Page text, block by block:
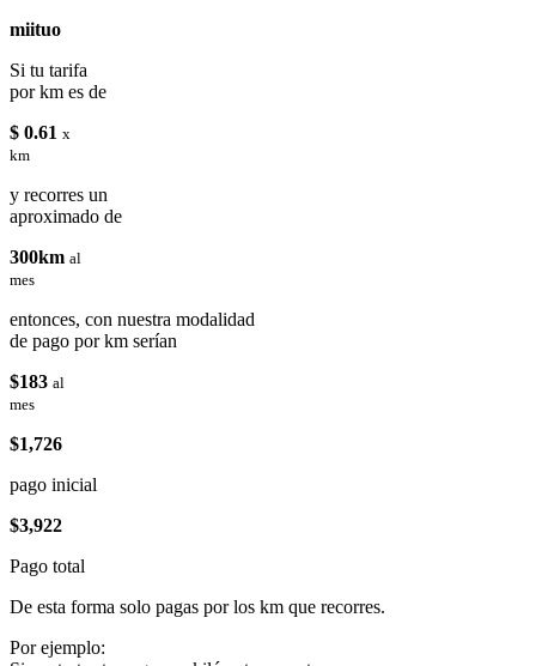
miituo
Si tu tarifa
por km es de
$ 0.61 x
km
y recorres un
aproximado de
300km al
mes
entonces, con nuestra modalidad
de pago por km serían
$183 al
mes
$1,726
pago inicial
$3,922
Pago total
De esta forma solo pagas por los km que recorres.
Por ejemplo: